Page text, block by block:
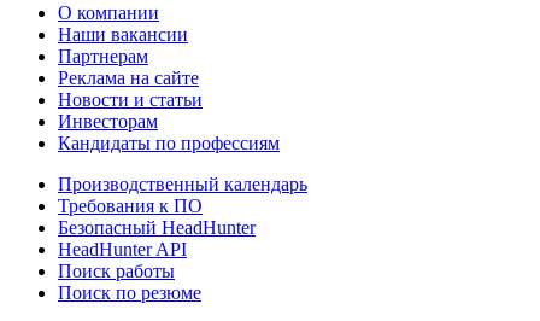
О компании
Наши вакансии
Партнерам
Реклама на сайте
Новости и статьи
Инвесторам
Кандидаты по профессиям
Производственный календарь
Требования к ПО
Безопасный HeadHunter
HeadHunter API
Поиск работы
Поиск по резюме